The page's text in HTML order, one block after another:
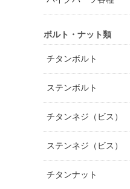
ボルト・ナット類
チタンボルト
ステンボルト
チタンネジ（ビス）
ステンネジ（ビス）
チタンナット